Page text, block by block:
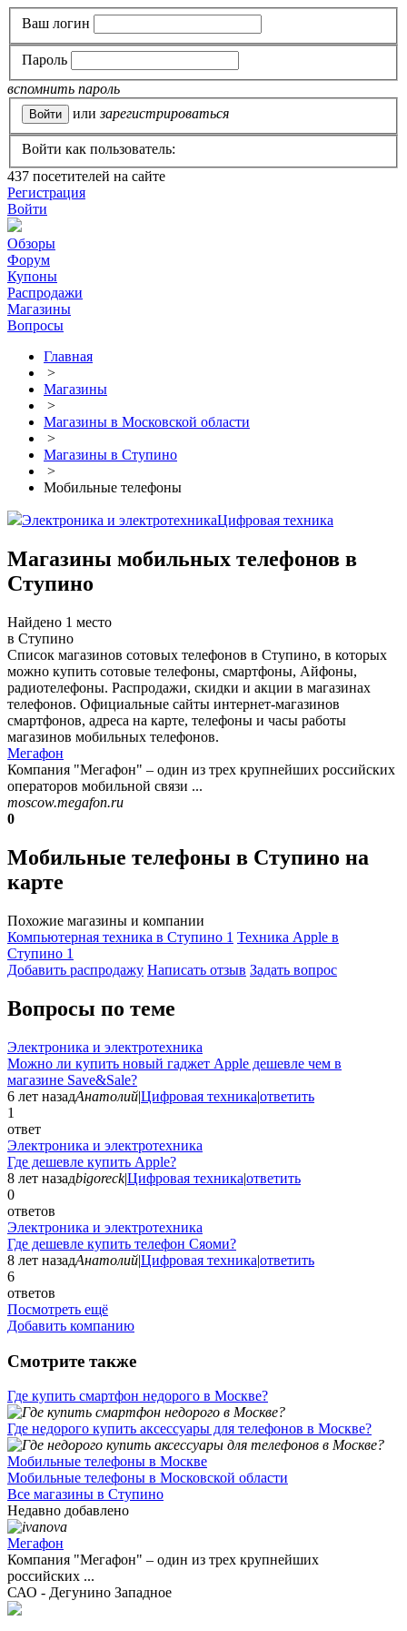
Ваш логин
Пароль
вспомнить пароль
или зарегистрироваться
Войти как пользователь:
437 посетителей на сайте
Регистрация
Войти
Обзоры
Форум
Купоны
Распродажи
Магазины
Вопросы
Главная
>
Магазины
>
Магазины в Московской области
>
Магазины в Ступино
>
Мобильные телефоны
Электроника и электротехникаЦифровая техника
Магазины мобильных телефонов в
Ступино
Найдено 1 место
в Ступино
Список магазинов сотовых телефонов в Ступино, в которых
можно купить сотовые телефоны, смартфоны, Айфоны,
радиотелефоны. Распродажи, скидки и акции в магазинах
телефонов. Официальные сайты интернет-магазинов
смартфонов, адреса на карте, телефоны и часы работы
магазинов мобильных телефонов.
Мегафон
Компания "Мегафон" – один из трех крупнейших российских
операторов мобильной связи ...
moscow.megafon.ru
0
Мобильные телефоны в Ступино на
карте
Похожие магазины и компании
Компьютерная техника в Ступино 1 Техника Apple в
Ступино 1
Добавить раcпродажу Написать отзыв Задать вопрос
Вопросы по теме
Электроника и электротехника
Можно ли купить новый гаджет Apple дешевле чем в
магазине Save&Sale?
6 лет назадАнатолий|Цифровая техника|ответить
1
ответ
Электроника и электротехника
Где дешевле купить Apple?
8 лет назадbigoreck|Цифровая техника|ответить
0
ответов
Электроника и электротехника
Где дешевле купить телефон Сяоми?
8 лет назадАнатолий|Цифровая техника|ответить
6
ответов
Посмотреть ещё
Добавить компанию
Смотрите также
Где купить смартфон недорого в Москве?
Где недорого купить аксессуары для телефонов в Москве?
Мобильные телефоны в Москве
Мобильные телефоны в Московской области
Все магазины в Ступино
Недавно добавлено
Мегафон
Компания "Мегафон" – один из трех крупнейших
российских ...
САО - Дегунино Западное